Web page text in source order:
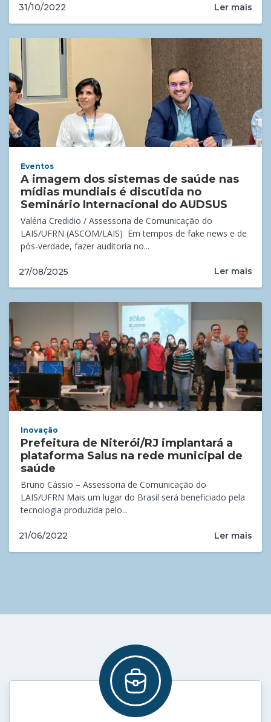
31/10/2022 Ler mais
Eventos
A imagem dos sistemas de saúde nas
mídias mundiais é discutida no
Seminário Internacional do AUDSUS
Valéria Credidio / Assessoria de Comunicação do
LAIS/UFRN (ASCOM/LAIS) Em tempos de fake news e de
pós-verdade, fazer auditoria no...
27/08/2025 Ler mais
Inovação
Prefeitura de Niterói/RJ implantará a
plataforma Salus na rede municipal de
saúde
Bruno Cássio – Assessoria de Comunicação do
LAIS/UFRN Mais um lugar do Brasil será beneficiado pela
tecnologia produzida pelo...
21/06/2022 Ler mais